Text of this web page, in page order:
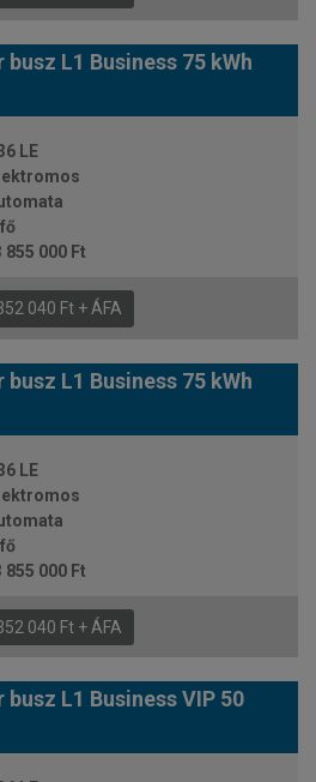
busz L1 Business 75 kWh
LE
855 000 Ft
040 Ft + ÁFA
busz L1 Business 75 kWh
LE
855 000 Ft
040 Ft + ÁFA
busz L1 Business VIP 50